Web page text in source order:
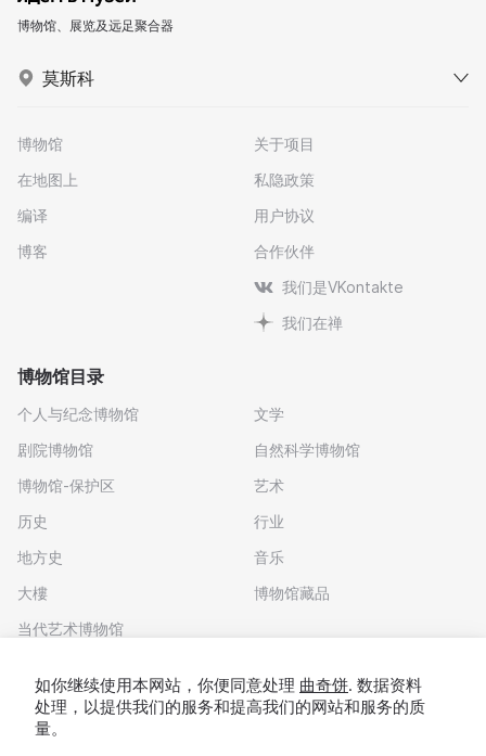
博物馆、展览及远足聚合器
莫斯科
博物馆
在地图上
编译
博客
关于项目
私隐政策
用户协议
合作伙伴
我们是VKontakte
我们在禅
博物馆目录
个人与纪念博物馆
剧院博物馆
博物馆-保护区
历史
地方史
大樓
当代艺术博物馆
文学
自然科学博物馆
艺术
行业
音乐
博物馆藏品
如你继续使用本网站，你便同意处理 曲奇饼. 数据资料
处理，以提供我们的服务和提高我们的网站和服务的质
量。